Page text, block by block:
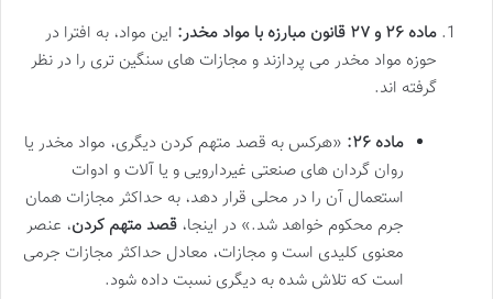
ماده ۲۶ و ۲۷ قانون مبارزه با مواد مخدر:
این مواد، به افترا در
حوزه مواد مخدر می پردازند و مجازات های سنگین تری را در نظر
گرفته اند.
ماده ۲۶:
«هرکس به قصد متهم کردن دیگری، مواد مخدر یا
روان گردان های صنعتی غیردارویی و یا آلات و ادوات
استعمال آن را در محلی قرار دهد، به حداکثر مجازات همان
جرم محکوم خواهد شد.» در اینجا، قصد متهم کردن، عنصر
معنوی کلیدی است و مجازات، معادل حداکثر مجازات جرمی
است که تلاش شده به دیگری نسبت داده شود.